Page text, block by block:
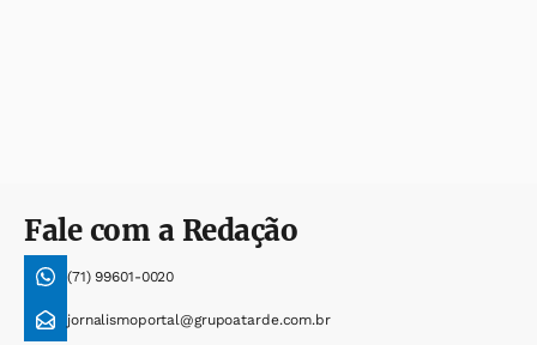
Fale com a Redação
(71) 99601-0020
jornalismoportal@grupoatarde.com.br